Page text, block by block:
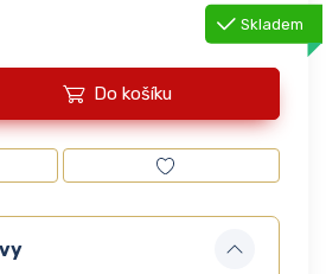
Skladem
Do košíku